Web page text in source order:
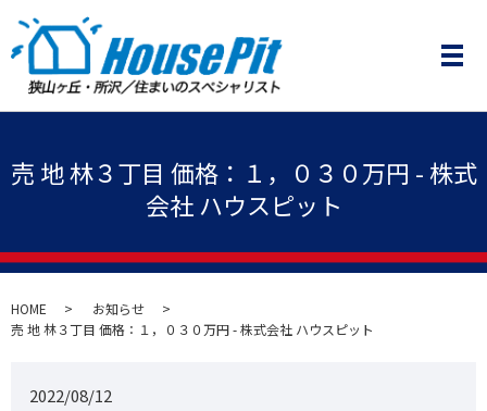
メ
売 地 林３丁目 価格：１，０３０万円 - 株式
会社 ハウスピット
HOME
お知らせ
売 地 林３丁目 価格：１，０３０万円 - 株式会社 ハウスピット
2022/08/12